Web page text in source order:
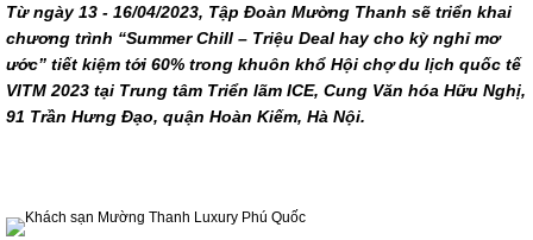
Từ ngày 13 - 16/04/2023, Tập Đoàn Mường Thanh sẽ triển khai
chương trình “Summer Chill – Triệu Deal hay cho kỳ nghỉ mơ
ước” tiết kiệm tới 60% trong khuôn khổ Hội chợ du lịch quốc tế
VITM 2023 tại Trung tâm Triển lãm ICE, Cung Văn hóa Hữu Nghị,
91 Trần Hưng Đạo, quận Hoàn Kiếm, Hà Nội.